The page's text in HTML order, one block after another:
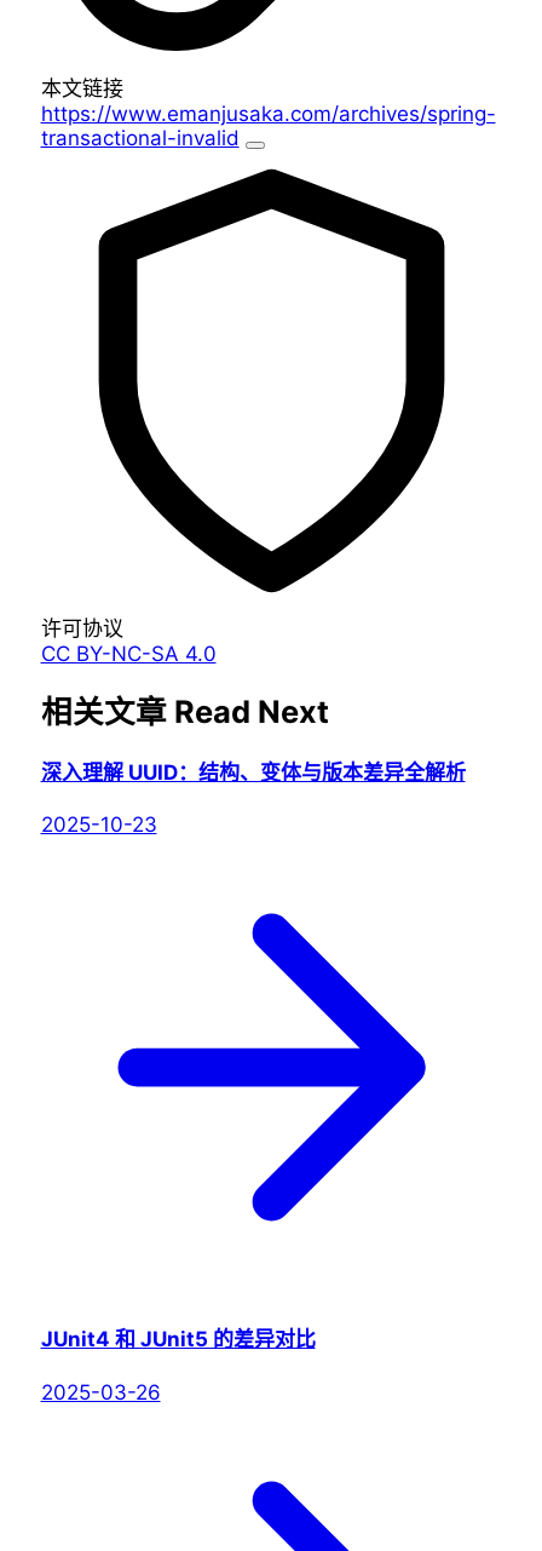
本文链接
https://www.emanjusaka.com/archives/spring-
transactional-invalid
许可协议
CC BY-NC-SA 4.0
相关文章 Read Next
深入理解 UUID：结构、变体与版本差异全解析
2025-10-23
JUnit4 和 JUnit5 的差异对比
2025-03-26